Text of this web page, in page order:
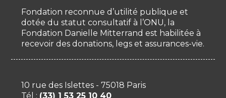
Fondation reconnue d’utilité publique et
dotée du statut consultatif à l’ONU, la
Fondation Danielle Mitterrand est habilitée à
recevoir des donations, legs et assurances-vie.
10 rue des Islettes - 75018 Paris
Tél : (33) 1 53 25 10 40